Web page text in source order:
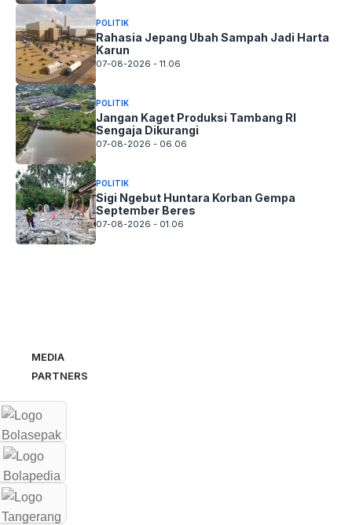
POLITIK
Rahasia Jepang Ubah Sampah Jadi Harta
Karun
07-08-2026 - 11.06
POLITIK
Jangan Kaget Produksi Tambang RI
Sengaja Dikurangi
07-08-2026 - 06.06
POLITIK
Sigi Ngebut Huntara Korban Gempa
September Beres
07-08-2026 - 01.06
MEDIA
PARTNERS